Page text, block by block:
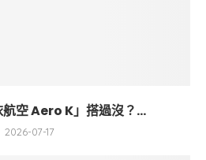
空 Aero K」搭過沒？...
2026-07-17